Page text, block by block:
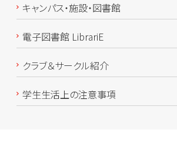
キャンパス・施設・図書館
電子図書館 LibrariE
クラブ＆サークル紹介
学生生活上の注意事項